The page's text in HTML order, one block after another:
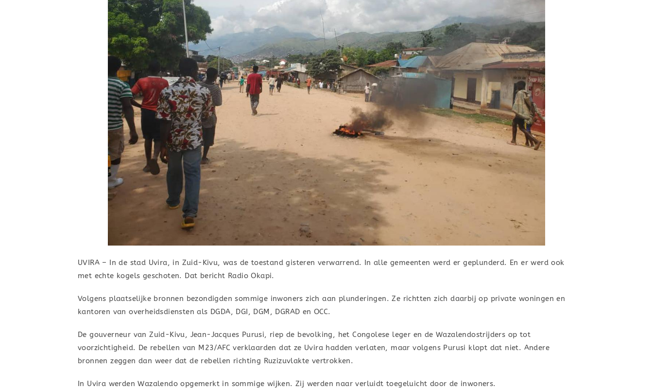
UVIRA – In de stad Uvira, in Zuid-Kivu, was de toestand gisteren verwarrend. In alle gemeenten werd er geplunderd. En er werd ook
met echte kogels geschoten. Dat bericht Radio Okapi.
Volgens plaatselijke bronnen bezondigden sommige inwoners zich aan plunderingen. Ze richtten zich daarbij op private woningen en
kantoren van overheidsdiensten als DGDA, DGI, DGM, DGRAD en OCC.
De gouverneur van Zuid-Kivu, Jean-Jacques Purusi, riep de bevolking, het Congolese leger en de Wazalendostrijders op tot
voorzichtigheid. De rebellen van M23/AFC verklaarden dat ze Uvira hadden verlaten, maar volgens Purusi klopt dat niet. Andere
bronnen zeggen dan weer dat de rebellen richting Ruzizuvlakte vertrokken.
In Uvira werden Wazalendo opgemerkt in sommige wijken. Zij werden naar verluidt toegeluicht door de inwoners.